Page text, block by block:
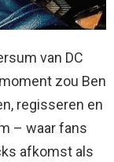
van DC
zou Ben
regisseren en
– waar fans
afkomst als